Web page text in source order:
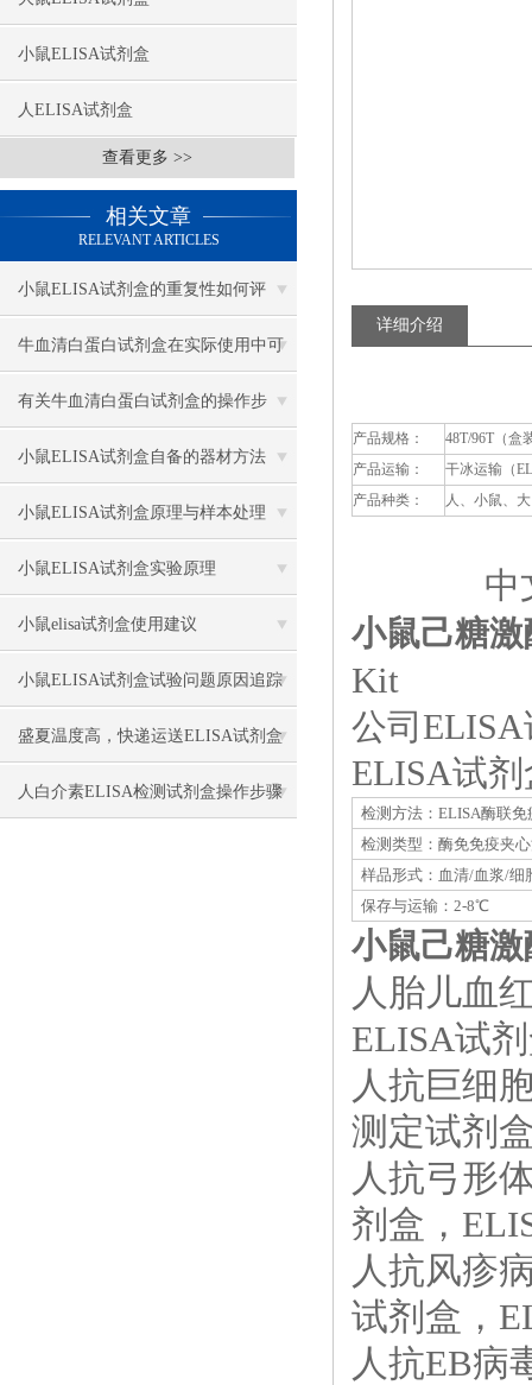
小鼠ELISA试剂盒
人ELISA试剂盒
查看更多 >>
相关文章
RELEVANT ARTICLES
小鼠ELISA试剂盒的重复性如何评
估？
牛血清白蛋白试剂盒在实际使用中可
分为多种类型测定
有关牛血清白蛋白试剂盒的操作步
骤，以下有详细说明
小鼠ELISA试剂盒自备的器材方法
小鼠ELISA试剂盒原理与样本处理
小鼠ELISA试剂盒实验原理
小鼠elisa试剂盒使用建议
小鼠ELISA试剂盒试验问题原因追踪
盛夏温度高，快递运送ELISA试剂盒
要做哪些保温保冷措施防止失效？
人白介素ELISA检测试剂盒​操作步骤
详细介绍
产品规格：
48T/96T（盒
产品运输：
干冰运输（
产品种类：
人、小鼠、
中
小鼠己糖
Kit
公司
ELISA试
检测方法：ELISA酶联免
检测类型：酶免免疫夹
样品形式：血清/血浆/细
保存与运输：2-8℃
小鼠己糖
人胎儿血
ELISA试
人抗巨细
测定试剂
人抗弓形
剂盒，
人抗风疹
试剂盒，
人抗EB病